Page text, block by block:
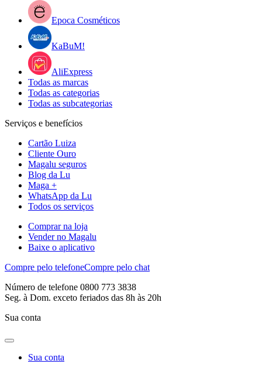
Epoca Cosméticos
KaBuM!
AliExpress
Todas as marcas
Todas as categorias
Todas as subcategorias
Serviços e benefícios
Cartão Luiza
Cliente Ouro
Magalu seguros
Blog da Lu
Maga +
WhatsApp da Lu
Todos os serviços
Comprar na loja
Vender no Magalu
Baixe o aplicativo
Compre pelo telefoneCompre pelo chat
Número de telefone 0800 773 3838
Seg. à Dom. exceto feriados das 8h às 20h
Sua conta
Sua conta